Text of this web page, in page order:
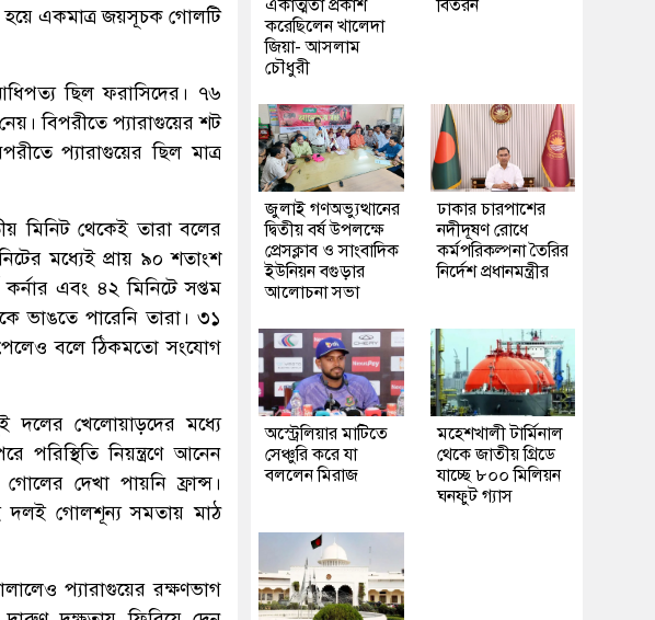
হয়ে একমাত্র জয়সূচক গোলটি
ছিল ফরাসিদের। ৭৬
বিপরীতে প্যারাগুয়ের শট
প্যারাগুয়ের ছিল মাত্র
মিনিট থেকেই তারা বলের
মধ্যেই প্রায় ৯০ শতাংশ
এবং ৪২ মিনিটে সপ্তম
ভাঙতে পারেনি তারা। ৩১
পেলেও বলে ঠিকমতো সংযোগ
দলের খেলোয়াড়দের মধ্যে
পরিস্থিতি নিয়ন্ত্রণে আনেন
দেখা পায়নি ফ্রান্স।
দলই গোলশূন্য সমতায় মাঠ
প্যারাগুয়ের রক্ষণভাগ
একাত্মতা প্রকাশ
করেছিলেন খালেদা
জিয়া- আসলাম
চৌধুরী
বিতরন
জুলাই গণঅভ্যুত্থানের
দ্বিতীয় বর্ষ উপলক্ষে
প্রেসক্লাব ও সাংবাদিক
ইউনিয়ন বগুড়ার
আলোচনা সভা
ঢাকার চারপাশের
নদীদূষণ রোধে
কর্মপরিকল্পনা তৈরির
নির্দেশ প্রধানমন্ত্রীর
অস্ট্রেলিয়ার মাটিতে
সেঞ্চুরি করে যা
বললেন মিরাজ
মহেশখালী টার্মিনাল
থেকে জাতীয় গ্রিডে
যাচ্ছে ৮০০ মিলিয়ন
ঘনফুট গ্যাস